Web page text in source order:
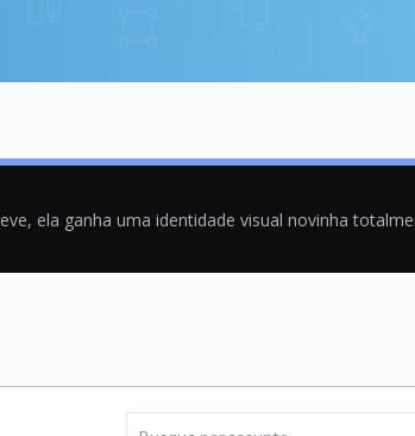
ela ganha uma identidade visual novinha